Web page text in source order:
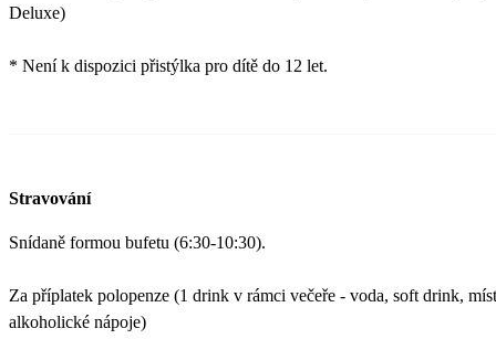
Deluxe)
* Není k dispozici přistýlka pro dítě do 12 let.
Stravování
Snídaně formou bufetu (6:30-10:30).
Za příplatek polopenze (1 drink v rámci večeře - voda, soft drink,
alkoholické nápoje)